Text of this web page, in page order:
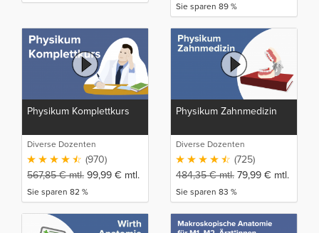
Sie sparen 89 %
Physikum Komplettkurs
Diverse Dozenten
(970)
567,85€mtl. 99,99 € mtl.
Sie sparen 82 %
Physikum Zahnmedizin
Diverse Dozenten
(725)
484,35€mtl. 79,99 € mtl.
Sie sparen 83 %